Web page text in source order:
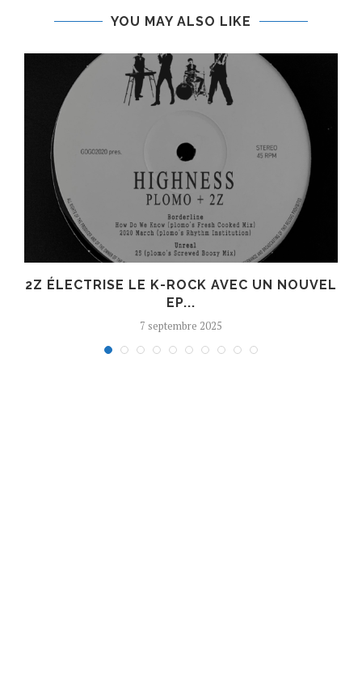
YOU MAY ALSO LIKE
2Z ÉLECTRISE LE K-ROCK AVEC UN NOUVEL
EP...
7 septembre 2025